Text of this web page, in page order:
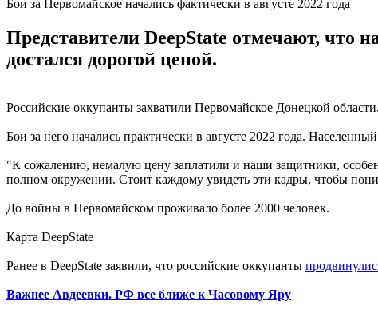
Бои за Первомайское начались фактически в августе 2022 года
Представители DeepState отмечают, что
достался дорогой ценой.
Российские оккупанты захватили Первомайское Донецкой
Бои за него начались практически в августе 2022 года.
"К сожалению, немалую цену заплатили и наши защитники,
полном окружении. Стоит каждому увидеть эти кадры, чтобы
До войны в Первомайском проживало более 2000 человек.
Карта DeepState
Ранее в DeepState заявили, что российские оккупанты
Важнее Авдеевки. РФ все ближе к Часовому Яру